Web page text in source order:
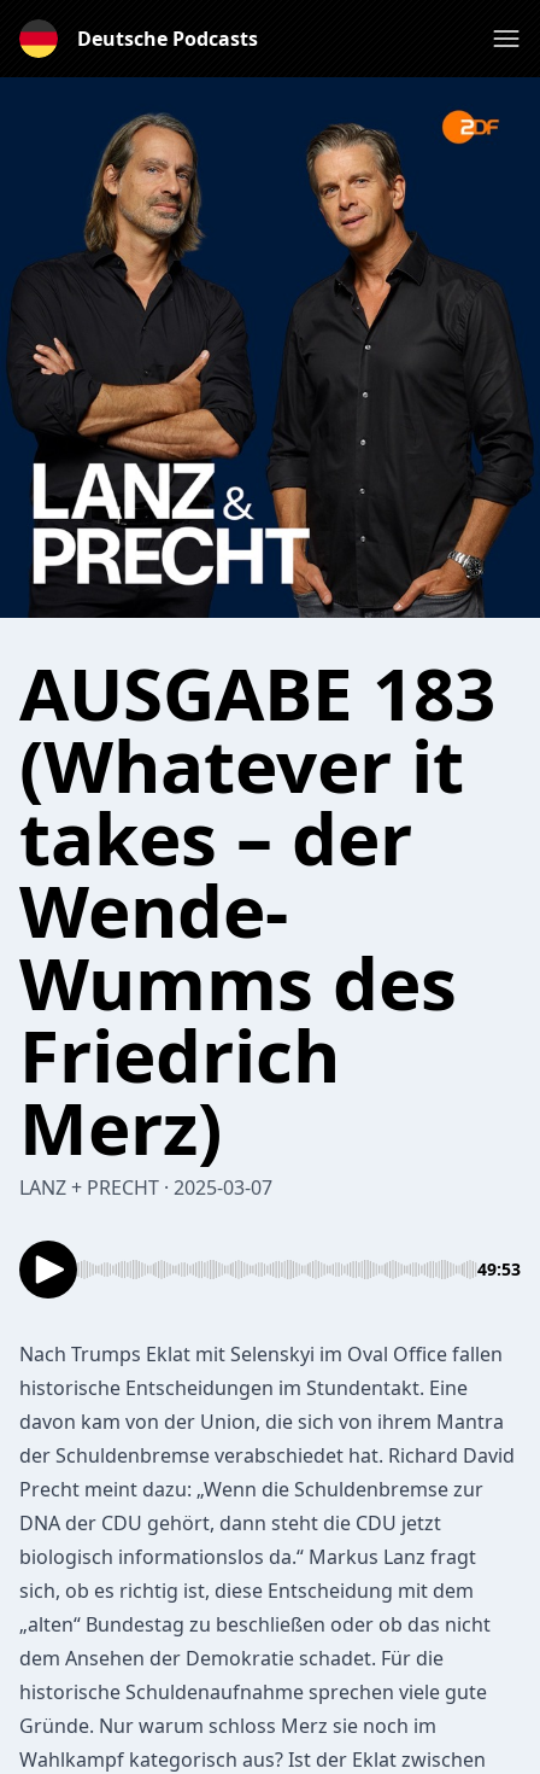
Deutsche Podcasts
AUSGABE 183
(Whatever it
takes – der
Wende-
Wumms des
Friedrich
Merz)
LANZ + PRECHT · 2025-03-07
49:53
Nach Trumps Eklat mit Selenskyi im Oval Office fallen
historische Entscheidungen im Stundentakt. Eine
davon kam von der Union, die sich von ihrem Mantra
der Schuldenbremse verabschiedet hat. Richard David
Precht meint dazu: „Wenn die Schuldenbremse zur
DNA der CDU gehört, dann steht die CDU jetzt
biologisch informationslos da.“ Markus Lanz fragt
sich, ob es richtig ist, diese Entscheidung mit dem
„alten“ Bundestag zu beschließen oder ob das nicht
dem Ansehen der Demokratie schadet. Für die
historische Schuldenaufnahme sprechen viele gute
Gründe. Nur warum schloss Merz sie noch im
Wahlkampf kategorisch aus? Ist der Eklat zwischen